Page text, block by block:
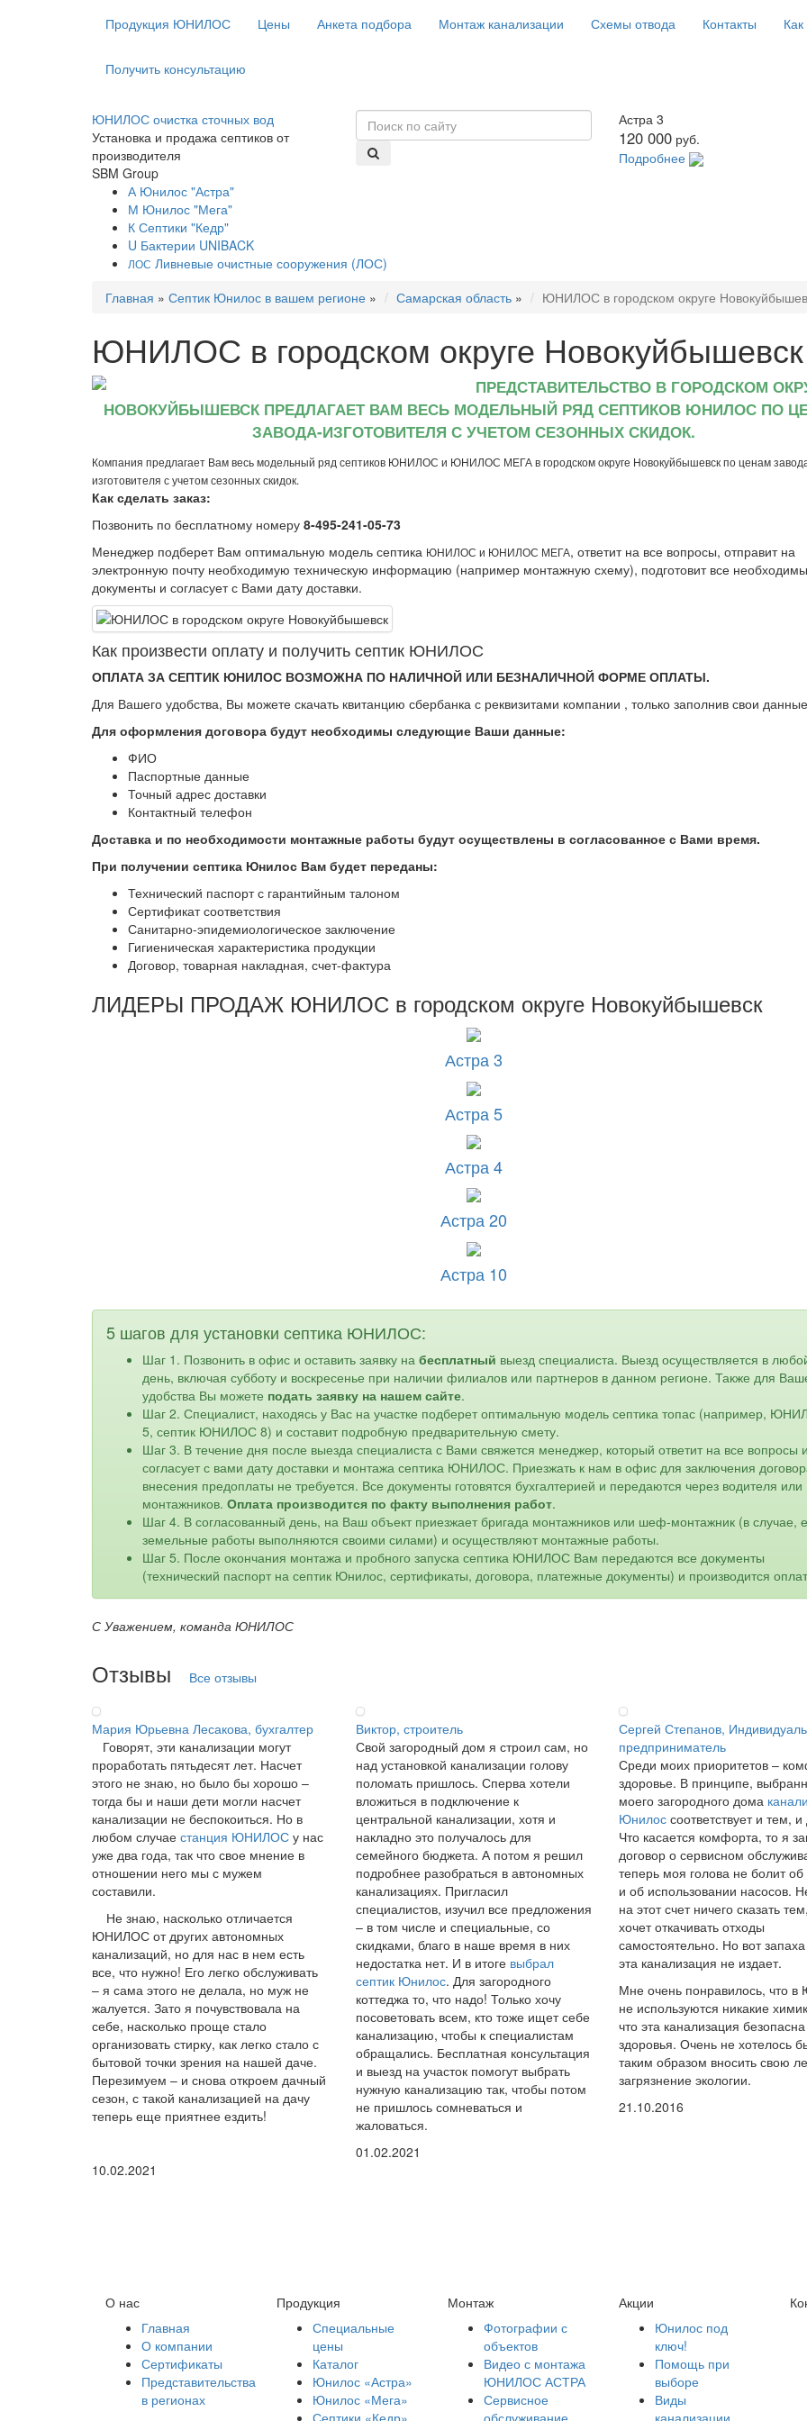
Продукция ЮНИЛОС Цены Анкета подбора Монтаж канализации Схемы отвода Контакты
Получить консультацию
ЮНИЛОС очистка сточных вод
Установка и продажа септиков от
производителя
SBM Group
Астра 3
120 000 руб.
Подробнее
АЮнилос "Астра"
М Юнилос "Мега"
К Септики "Кедр"
U Бактерии UNIBACK
ЛОС Ливневые очистные сооружения (ЛОС)
Главная » Септик Юнилос в вашем регионе » Самарская область » ЮНИЛОС в городском округе
ЮНИЛОС в городском округе Новокуйбышевск
ПРЕДСТАВИТЕЛЬСТВО В ГОРОДСКОМ
НОВОКУЙБЫШЕВСК ПРЕДЛАГАЕТ ВАМ ВЕСЬ МОДЕЛЬНЫЙ РЯД СЕПТИКОВ ЮНИЛОС ПО
ЗАВОДА-ИЗГОТОВИТЕЛЯ С УЧЕТОМ СЕЗОННЫХ СКИДОК.
Компания предлагает Вам весь модельный ряд септиков ЮНИЛОС и ЮНИЛОС МЕГА в городском округе Новокуйбышевск по ценам
изготовителя с учетом сезонных скидок.
Как сделать заказ:
Позвонить по бесплатному номеру 8-495-241-05-73
Менеджер подберет Вам оптимальную модель септика ЮНИЛОС и ЮНИЛОС МЕГА, ответит на все вопросы, отправит на
электронную почту необходимую техническую информацию (например монтажную схему), подготовит все
документы и согласует с Вами дату доставки.
Как произвеcти оплату и получить септик ЮНИЛОС
ОПЛАТА ЗА СЕПТИК ЮНИЛОС ВОЗМОЖНА ПО НАЛИЧНОЙ ИЛИ БЕЗНАЛИЧНОЙ ФОРМЕ ОПЛАТЫ.
Для Вашего удобства, Вы можете скачать квитанцию сбербанка с реквизитами компании , только заполнив свои
Для оформления договора будут необходимы следующие Ваши данные:
ФИО
Паспортные данные
Точный адрес доставки
Контактный телефон
Доставка и по необходимости монтажные работы будут осуществлены в согласованное с Вами время.
При получении септика Юнилос Вам будет переданы:
Технический паспорт с гарантийным талоном
Сертификат соответствия
Санитарно-эпидемиологическое заключение
Гигиеническая характеристика продукции
Договор, товарная накладная, счет-фактура
ЛИДЕРЫ ПРОДАЖ ЮНИЛОС в городском округе Новокуйбышевск
Астра 3
Астра 5
Астра 4
Астра 20
Астра 10
5 шагов для установки септика ЮНИЛОС:
Шаг 1. Позвонить в офис и оставить заявку на бесплатный выезд специалиста. Выезд осуществляется в
день, включая субботу и воскресенье при наличии филиалов или партнеров в данном регионе. Также для
удобства Вы можете подать заявку на нашем сайте.
Шаг 2. Специалист, находясь у Вас на участке подберет оптимальную модель септика топас (например,
5, септик ЮНИЛОС 8) и составит подробную предварительную смету.
Шаг 3. В течение дня после выезда специалиста с Вами свяжется менеджер, который ответит на все вопросы и
согласует с вами дату доставки и монтажа септика ЮНИЛОС. Приезжать к нам в офис для заключения
внесения предоплаты не требуется. Все документы готовятся бухгалтерией и передаются через водителя или
монтажников. Оплата производится по факту выполнения работ.
Шаг 4. В согласованный день, на Ваш объект приезжает бригада монтажников или шеф-монтажник (в случае,
земельные работы выполняются своими силами) и осуществляют монтажные работы.
Шаг 5. После окончания монтажа и пробного запуска септика ЮНИЛОС Вам передаются все документы
(технический паспорт на септик Юнилос, сертификаты, договора, платежные документы) и производится
С Уважением, команда ЮНИЛОС
Отзывы Все отзывы
Мария Юрьевна Лесакова, бухгалтер
Говорят, эти канализации могут
проработать пятьдесят лет. Насчет
этого не знаю, но было бы хорошо –
тогда бы и наши дети могли насчет
канализации не беспокоиться. Но в
любом случае станция ЮНИЛОС у нас
уже два года, так что свое мнение в
отношении него мы с мужем
составили.
Не знаю, насколько отличается
ЮНИЛОС от других автономных
канализаций, но для нас в нем есть
все, что нужно! Его легко обслуживать
– я сама этого не делала, но муж не
жалуется. Зато я почувствовала на
себе, насколько проще стало
организовать стирку, как легко стало с
бытовой точки зрения на нашей даче.
Перезимуем – и снова откроем дачный
сезон, с такой канализацией на дачу
теперь еще приятнее ездить!
10.02.2021
Виктор, строитель
Свой загородный дом я строил сам, но
над установкой канализации голову
поломать пришлось. Сперва хотели
вложиться в подключение к
центральной канализации, хотя и
накладно это получалось для
семейного бюджета. А потом я решил
подробнее разобраться в автономных
канализациях. Пригласил
специалистов, изучил все предложения
– в том числе и специальные, со
скидками, благо в наше время в них
недостатка нет. И в итоге выбрал
септик Юнилос. Для загородного
коттеджа то, что надо! Только хочу
посоветовать всем, кто тоже ищет себе
канализацию, чтобы к специалистам
обращались. Бесплатная консультация
и выезд на участок помогут выбрать
нужную канализацию так, чтобы потом
не пришлось сомневаться и
жаловаться.
01.02.2021
Сергей Степанов,
предприниматель
Среди моих приоритетов –
здоровье. В принципе,
моего загородного дома
Юнилос соответствует и тем,
Что касается комфорта, то я
договор о сервисном
теперь моя голова не болит об
и об использовании насосов.
на этот счет ничего сказать
хочет откачивать отходы
самостоятельно. Но вот
эта канализация не издает.
Мне очень понравилось, что в
не используются никакие
что эта канализация
здоровья. Очень не хотелось
таким образом вносить свою
загрязнение экологии.
21.10.2016
О нас
Главная
О компании
Сертификаты
Представительства
в регионах
Продукция
Специальные
цены
Каталог
Юнилос «Астра»
Юнилос «Мега»
Септики «Кедр»
Монтаж
Фотографии с
объектов
Видео с монтажа
ЮНИЛОС АСТРА
Сервисное
обслуживание
Акции
Юнилос под
ключ!
Помощь при
выборе
Виды
канализации